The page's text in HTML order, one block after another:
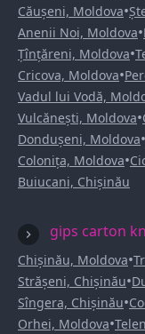
Căușeni, Moldova•
Anenii Noi, Moldova•
Țînțăreni, Moldova•
Cricova, Moldova•
Vadul lui Vodă,
Vulcănești, Moldova•
Dondușeni, Moldova•
Colonița, Moldova•
Buiucani, Chișinău
gips carton
Chișinău, Moldova•
Strășeni, Chișinău•
Sîngera, Chișinău•
Orhei, Moldova•